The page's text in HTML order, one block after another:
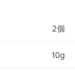
2個
10g